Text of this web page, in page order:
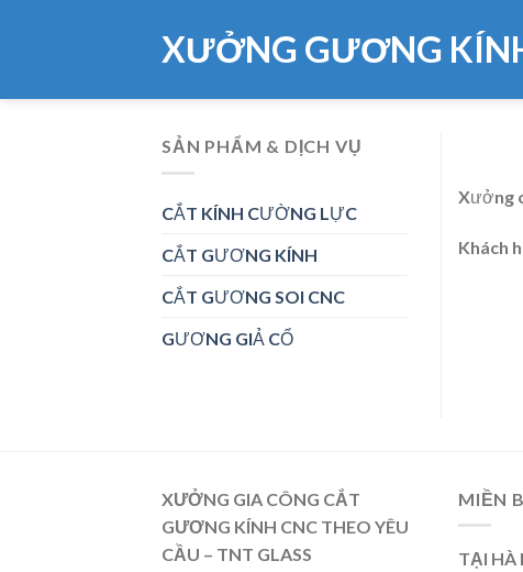
XƯỞNG GƯƠNG
Xưởng
Khách
SẢN PHẨM & DỊCH VỤ
CẮT KÍNH CƯỜNG LỰC
CẮT GƯƠNG KÍNH
CẮT GƯƠNG SOI CNC
GƯƠNG GIẢ CỔ
XƯỞNG GIA CÔNG CẮT
GƯƠNG KÍNH CNC THEO YÊU
CẦU – TNT GLASS
MIỀN
TẠI HÀ